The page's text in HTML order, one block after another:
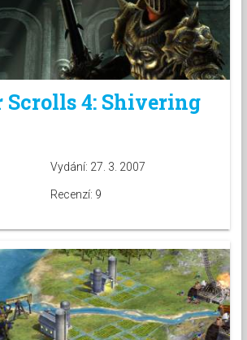
Scrolls 4: Shivering
Vydání: 27. 3. 2007
Recenzí: 9